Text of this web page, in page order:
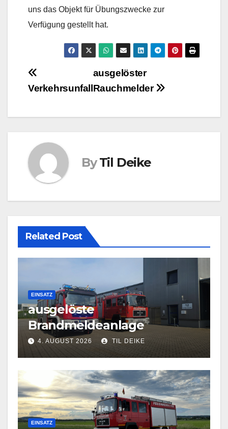
uns das Objekt für Übungszwecke zur
Verfügung gestellt hat.
Beitragsnavigation
ausgelöster
Rauchmelder
Verkehrsunfall
By Til Deike
Related Post
EINSATZ
ausgelöste
Brandmeldeanlage
4. AUGUST 2026 TIL DEIKE
EINSATZ